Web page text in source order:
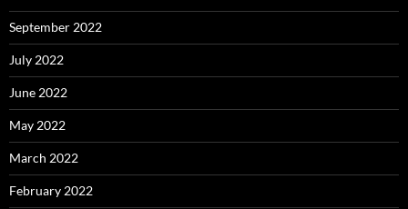
September 2022
July 2022
June 2022
May 2022
March 2022
February 2022